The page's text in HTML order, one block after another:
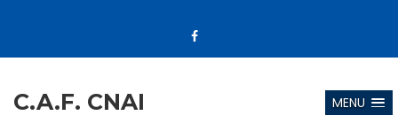
C.A.F. CNAI MENU